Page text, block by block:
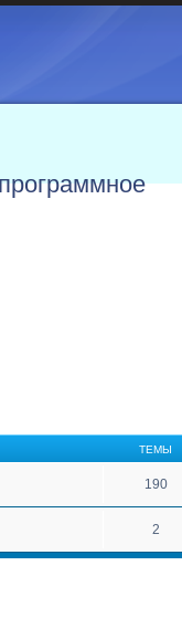
ТЕМЫ
190
2